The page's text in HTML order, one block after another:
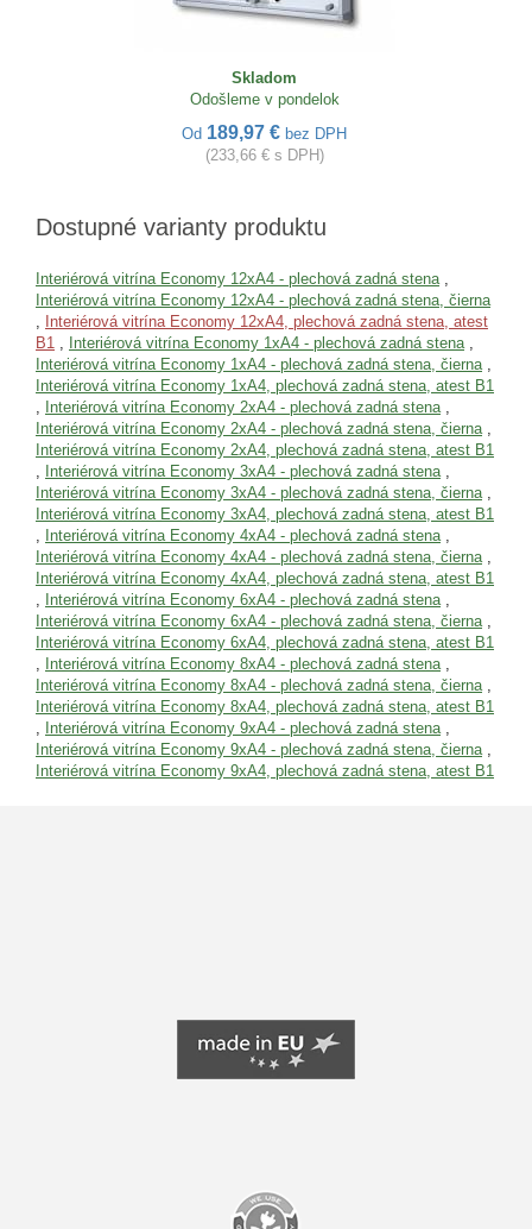
Skladom
Odošleme v pondelok
Od 189,97 € bez DPH
(233,66 € s DPH)
Dostupné varianty produktu
Interiérová vitrína Economy 12xA4 - plechová zadná stena
Interiérová vitrína Economy 12xA4 - plechová zadná stena, čierna
Interiérová vitrína Economy 12xA4, plechová zadná stena, atest
B1
Interiérová vitrína Economy 1xA4 - plechová zadná stena
Interiérová vitrína Economy 1xA4 - plechová zadná stena, čierna
Interiérová vitrína Economy 1xA4, plechová zadná stena, atest B1
Interiérová vitrína Economy 2xA4 - plechová zadná stena
Interiérová vitrína Economy 2xA4 - plechová zadná stena, čierna
Interiérová vitrína Economy 2xA4, plechová zadná stena, atest B1
Interiérová vitrína Economy 3xA4 - plechová zadná stena
Interiérová vitrína Economy 3xA4 - plechová zadná stena, čierna
Interiérová vitrína Economy 3xA4, plechová zadná stena, atest B1
Interiérová vitrína Economy 4xA4 - plechová zadná stena
Interiérová vitrína Economy 4xA4 - plechová zadná stena, čierna
Interiérová vitrína Economy 4xA4, plechová zadná stena, atest B1
Interiérová vitrína Economy 6xA4 - plechová zadná stena
Interiérová vitrína Economy 6xA4 - plechová zadná stena, čierna
Interiérová vitrína Economy 6xA4, plechová zadná stena, atest B1
Interiérová vitrína Economy 8xA4 - plechová zadná stena
Interiérová vitrína Economy 8xA4 - plechová zadná stena, čierna
Interiérová vitrína Economy 8xA4, plechová zadná stena, atest B1
Interiérová vitrína Economy 9xA4 - plechová zadná stena
Interiérová vitrína Economy 9xA4 - plechová zadná stena, čierna
Interiérová vitrína Economy 9xA4, plechová zadná stena, atest B1